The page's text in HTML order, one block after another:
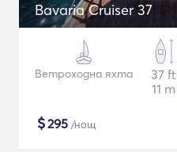
Bavaria Cruiser 37
Ветроходна яхта
37 ft
11 m
$295 /нощ